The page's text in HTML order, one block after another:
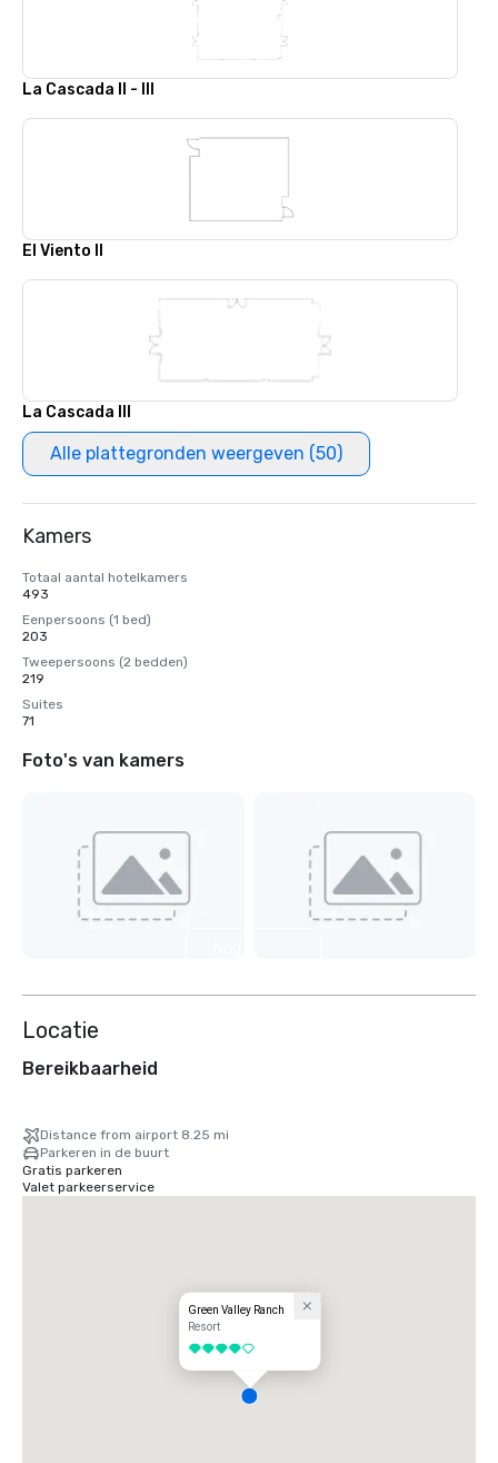
La Cascada II - III
El Viento II
La Cascada III
Alle plattegronden weergeven (50)
Kamers
Totaal aantal hotelkamers
493
Eenpersoons (1 bed)
203
Tweepersoons (2 bedden)
219
Suites
71
Foto's van kamers
Locatie
Bereikbaarheid
Distance from airport 8.25 mi
Parkeren in de buurt
Gratis parkeren
Valet parkeerservice
Green Valley Ranch
Resort
4 van 5